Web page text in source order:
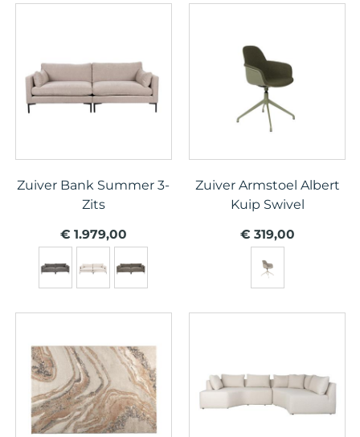
Zuiver Bank Summer 3-
Zits
€ 1.979,00
Zuiver Armstoel Albert
Kuip Swivel
€ 319,00